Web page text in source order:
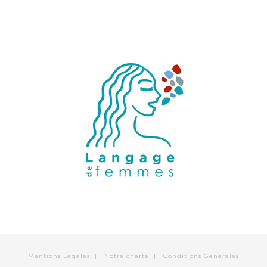
Mentions Légales | Notre charte | Conditions Générales